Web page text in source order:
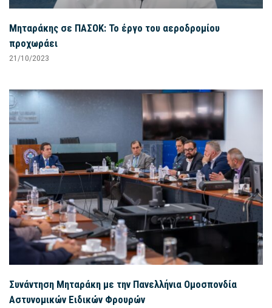
Μηταράκης σε ΠΑΣΟΚ: Το έργο του αεροδρομίου
προχωράει
21/10/2023
Συνάντηση Μηταράκη με την Πανελλήνια Ομοσπονδία
Αστυνομικών Ειδικών Φρουρών